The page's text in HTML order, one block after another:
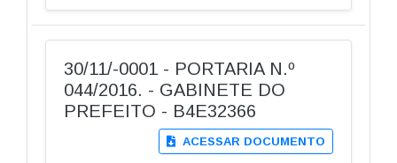
30/11/-0001 - PORTARIA N.º
044/2016. - GABINETE DO
PREFEITO - B4E32366
ACESSAR DOCUMENTO